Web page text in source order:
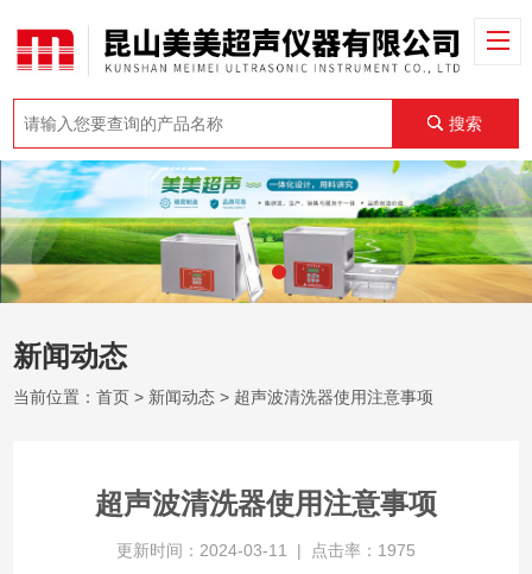
搜索
新闻动态
当前位置：首页 > 新闻动态 > 超声波清洗器使用注意事项
超声波清洗器使用注意事项
更新时间：2024-03-11 | 点击率：1975